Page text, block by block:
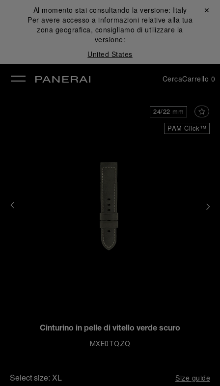
Al momento stai consultando la versione: Italy
Per avere accesso a informazioni relative alla tua
zona geografica, consigliamo di utilizzare la
versione:
United States
Chiudi ✕
CercaCarrello 0
PAM Click™
24/22 mm
Cinturino in pelle di vitello verde scuro
MXE0TQZQ
Select size: XL Size guide